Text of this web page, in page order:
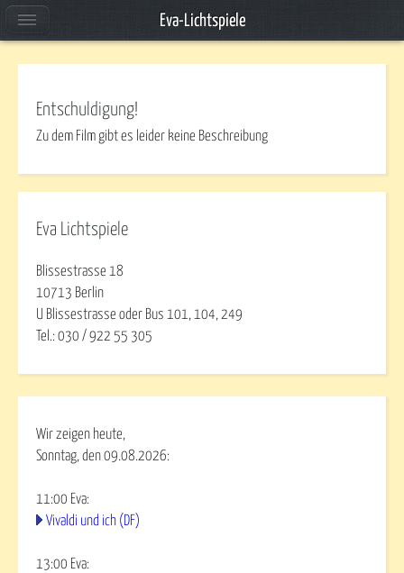
Eva Lichtspiele
Blissestrasse 18
10713 Berlin
U Blissestrasse oder Bus 101, 104, 249
Tel.: 030 / 922 55 305
Wir zeigen heute,
Sonntag, den 09.08.2026:
11:00 Eva:
Vivaldi und ich (DF)
13:00 Eva:
Entschuldigung!
Zu dem Film gibt es leider keine Beschreibung
Eva-Lichtspiele